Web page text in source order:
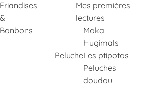
Friandises
&
Bonbons
Mes premières
lectures
Peluche
Moka
Hugimals
Les ptipotos
Peluches
doudou